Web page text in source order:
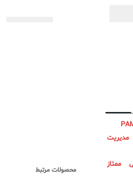
ممتاز
محصولات مرتبط